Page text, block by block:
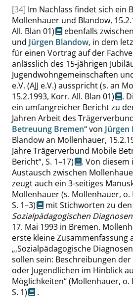
[34] Im Nachlass findet sich ein
Mollenhauer und Blandow,
All. Blan 01)
ebenfalls
und Jürgen Blandow, in dem
für einen Vortrag auf der
anlässlich des 15-jährigen
Jugendwohngemeinschaften
e.V. (AJJ e.V.) ausspricht(s. an
15.2.1993, Korr. All. Blan 01)
.
ein umfangreicher Bericht zu
Jahren Arbeit des
Betreuung Bremen“von Jürgen
Blandow an Mollenhauer,
Jahre Trägerverbund Mobile
Bericht“, S. 1–17)
. Von diesem
Austausch zwischen
zeugt auch ein 3-seitiges
Mollenhauer(s. Mollenhauer, o.
S. 1–3)
mit Stichworten zu den
Sozialpädagogischen Diagnosen
17. Mai 1993 in Bremen.
erste kleine Zusammenfassung
„‚Sozialpädagogische Diagnosen
sollen sein: Beschreibungen der
oder Jugendlichen im Hinblick
Möglichkeiten“(Mollenhauer, o.
S. 1)
.